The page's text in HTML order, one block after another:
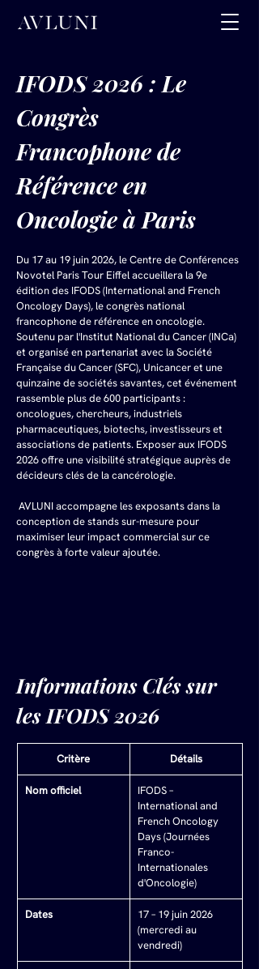
IFODS 2026 : Le
Congrès
Francophone de
Référence en
Oncologie à Paris
Du 17 au 19 juin 2026, le Centre de Conférences
Novotel Paris Tour Eiffel accueillera la 9e
édition des IFODS (International and French
Oncology Days), le congrès national
francophone de référence en oncologie.
Soutenu par l'Institut National du Cancer (INCa)
et organisé en partenariat avec la Société
Française du Cancer (SFC), Unicancer et une
quinzaine de sociétés savantes, cet événement
rassemble plus de 600 participants :
oncologues, chercheurs, industriels
pharmaceutiques, biotechs, investisseurs et
associations de patients. Exposer aux IFODS
2026 offre une visibilité stratégique auprès de
décideurs clés de la cancérologie.
conception de stands sur-mesure pour
maximiser leur impact commercial sur ce
congrès à forte valeur ajoutée.
Informations Clés sur
les IFODS 2026
Critère Détails
Nom officiel
IFODS –
International and
French Oncology
Days (Journées
Franco-
Internationales
d'Oncologie)
Dates
17 – 19 juin 2026
(mercredi au
vendredi)